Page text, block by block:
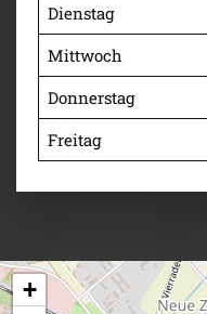
Dienstag
Mittwoch
Donnerstag
Freitag
+